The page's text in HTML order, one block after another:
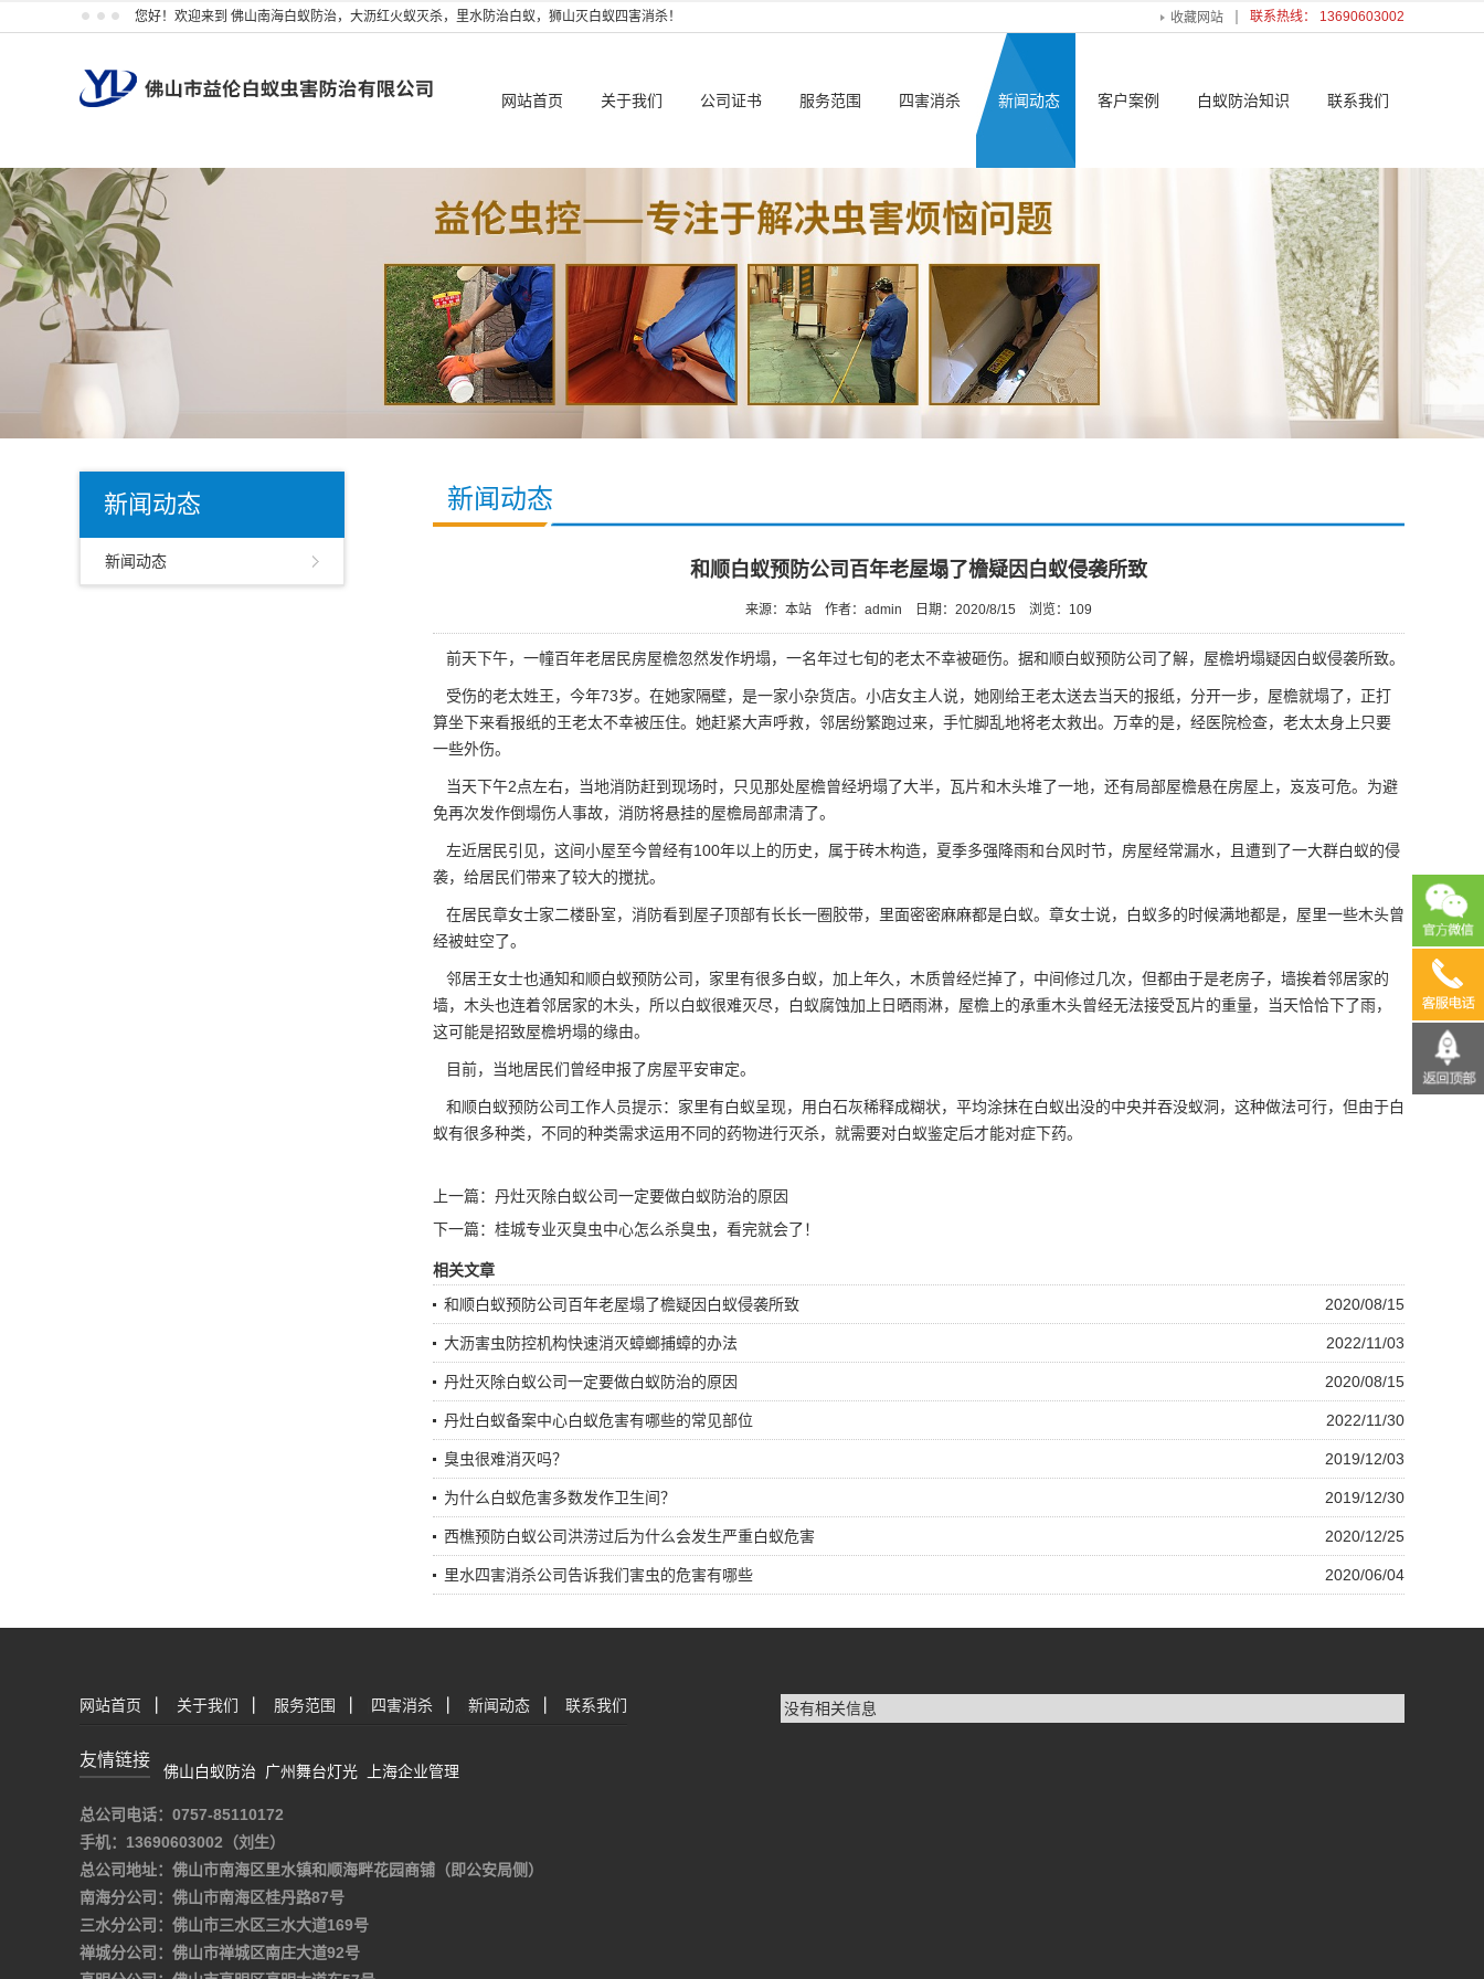
您好！欢迎来到 佛山南海白蚁防治，大沥红火蚁灭杀，里水防治白蚁，狮山灭白蚁四害消杀！ 收藏网站 联系热线： 13690603002
网站首页 关于我们 公司证书 服务范围 四害消杀 新闻动态 客户案例 白蚁防治知识 联系我们
新闻动态
新闻动态
新闻动态
和顺白蚁预防公司百年老屋塌了檐疑因白蚁侵袭所致
来源：本站 作者：admin 日期：2020/8/15 浏览： 109
前天下午，一幢百年老居民房屋檐忽然发作坍塌，一名年过七旬的老太不幸被砸伤。据和顺白蚁预防公司了解，屋檐坍塌疑因白蚁侵袭所致。
受伤的老太姓王，今年73岁。在她家隔壁，是一家小杂货店。小店女主人说，她刚给王老太送去当天的报纸，分开一步，屋檐就塌了，正打
算坐下来看报纸的王老太不幸被压住。她赶紧大声呼救，邻居纷繁跑过来，手忙脚乱地将老太救出。万幸的是，经医院检查，老太太身上只要
一些外伤。
当天下午2点左右，当地消防赶到现场时，只见那处屋檐曾经坍塌了大半，瓦片和木头堆了一地，还有局部屋檐悬在房屋上，岌岌可危。为避
免再次发作倒塌伤人事故，消防将悬挂的屋檐局部肃清了。
左近居民引见，这间小屋至今曾经有100年以上的历史，属于砖木构造，夏季多强降雨和台风时节，房屋经常漏水，且遭到了一大群白蚁的侵
袭，给居民们带来了较大的搅扰。
在居民章女士家二楼卧室，消防看到屋子顶部有长长一圈胶带，里面密密麻麻都是白蚁。章女士说，白蚁多的时候满地都是，屋里一些木头曾
经被蛀空了。
邻居王女士也通知和顺白蚁预防公司，家里有很多白蚁，加上年久，木质曾经烂掉了，中间修过几次，但都由于是老房子，墙挨着邻居家的
墙，木头也连着邻居家的木头，所以白蚁很难灭尽，白蚁腐蚀加上日晒雨淋，屋檐上的承重木头曾经无法接受瓦片的重量，当天恰恰下了雨，
这可能是招致屋檐坍塌的缘由。
目前，当地居民们曾经申报了房屋平安审定。
和顺白蚁预防公司工作人员提示：家里有白蚁呈现，用白石灰稀释成糊状，平均涂抹在白蚁出没的中央并吞没蚁洞 ，这种做法可行，但由于白
蚁有很多种类，不同的种类需求运用不同的药物进行灭杀，就需要对白蚁鉴定后才能对症下药。
上一篇： 丹灶灭除白蚁公司一定要做白蚁防治的原因
下一篇： 桂城专业灭臭虫中心怎么杀臭虫，看完就会了！
相关文章
2020/08/15
和顺白蚁预防公司百年老屋塌了檐疑因白蚁侵袭所致
2022/11/03
大沥害虫防控机构快速消灭蟑螂捕蟑的办法
2020/08/15
丹灶灭除白蚁公司一定要做白蚁防治的原因
2022/11/30
丹灶白蚁备案中心白蚁危害有哪些的常见部位
2019/12/03
臭虫很难消灭吗？
2019/12/30
为什么白蚁危害多数发作卫生间？
2020/12/25
西樵预防白蚁公司洪涝过后为什么会发生严重白蚁危害
2020/06/04
里水四害消杀公司告诉我们害虫的危害有哪些
网站首页 关于我们 服务范围 四害消杀 新闻动态 联系我们
友情链接
佛山白蚁防治 广州舞台灯光 上海企业管理
总公司电话：0757-85110172
手机：13690603002（刘生）
总公司地址：佛山市南海区里水镇和顺海畔花园商铺（即公安局侧）
南海分公司：佛山市南海区桂丹路87号
三水分公司：佛山市三水区三水大道169号
禅城分公司：佛山市禅城区南庄大道92号
没有相关信息